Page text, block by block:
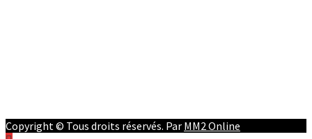
Copyright © Tous droits réservés. Par MM2 Online